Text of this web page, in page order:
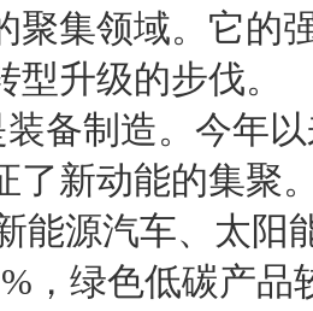
聚集领域。它的
升级的步伐。
制造。今年以
了新动能的集聚
源汽车、太阳
，绿色低碳产